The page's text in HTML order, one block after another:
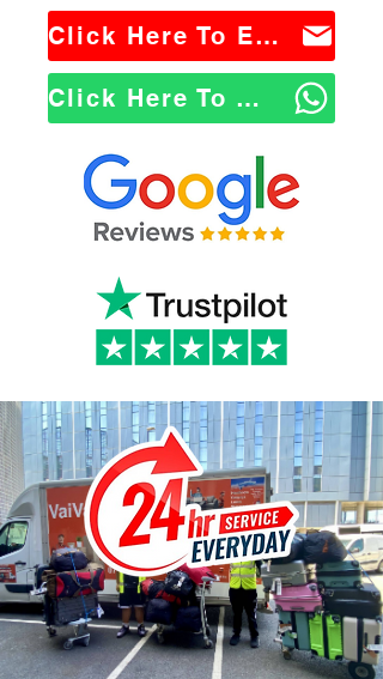
Click Here To Email Us
Click Here To WhatsApp Us